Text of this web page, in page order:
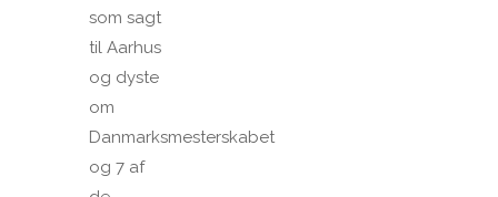
som sagt
til Aarhus
og dyste
om
Danmarksmesterskabet
og 7 af